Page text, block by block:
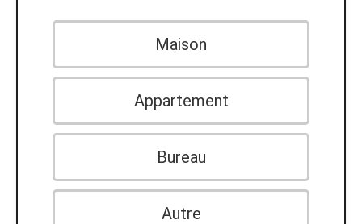
Maison
Appartement
Bureau
Autre